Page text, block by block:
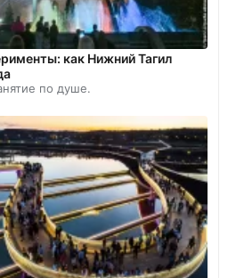
как Нижний Тагил
по душе.